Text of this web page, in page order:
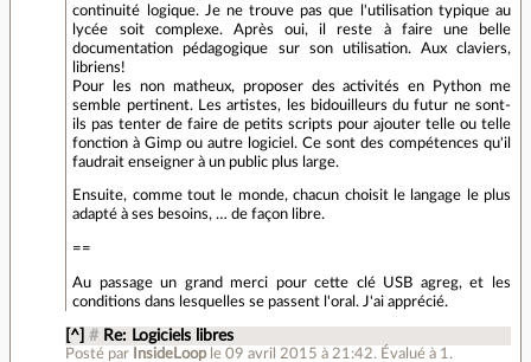
continuité logique. Je ne trouve pas que l'utilisation typique au
lycée soit complexe. Après oui, il reste à faire une belle
documentation pédagogique sur son utilisation. Aux claviers,
libriens!
Pour les non matheux, proposer des activités en Python me
semble pertinent. Les artistes, les bidouilleurs du futur ne sont-
ils pas tenter de faire de petits scripts pour ajouter telle ou telle
fonction à Gimp ou autre logiciel. Ce sont des compétences qu'il
faudrait enseigner à un public plus large.
Ensuite, comme tout le monde, chacun choisit le langage le plus
adapté à ses besoins, … de façon libre.
==
Au passage un grand merci pour cette clé USB agreg, et les
conditions dans lesquelles se passent l'oral. J'ai apprécié.
[^] # Re: Logiciels libres
Posté par InsideLoop le 09 avril 2015 à 21:42. Évalué à 1 .